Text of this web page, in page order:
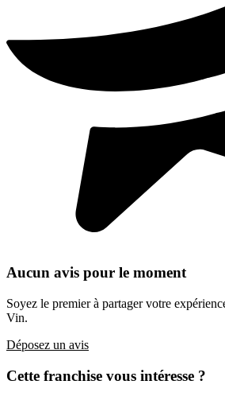
Aucun avis pour le moment
Soyez le premier à partager votre
Vin.
Déposez un avis
Cette franchise vous intéresse ?